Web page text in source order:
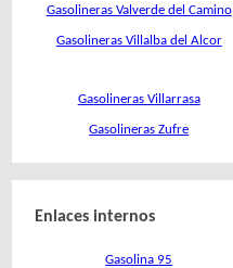
Gasolineras Valverde del Camino
Gasolineras Villalba del Alcor
Gasolineras Villarrasa
Gasolineras Zufre
Enlaces internos
Gasolina 95